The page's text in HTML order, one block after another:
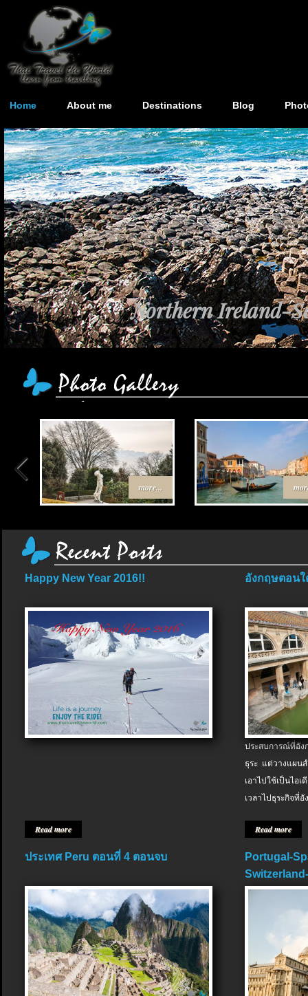
Home About me Destinations Blog
Northern Ireland-
more...
Happy New Year 2016!!
Read more
อังกฤษตอนใ
ประสบการณ์ที่อัง
ธุระ แต่วางแผน
เอาไปใช้เป็นไอ
เวลาไปธุระกิจที่อั
Read more
ประเทศ Peru ตอนที่ 4 ตอนจบ
Portugal-